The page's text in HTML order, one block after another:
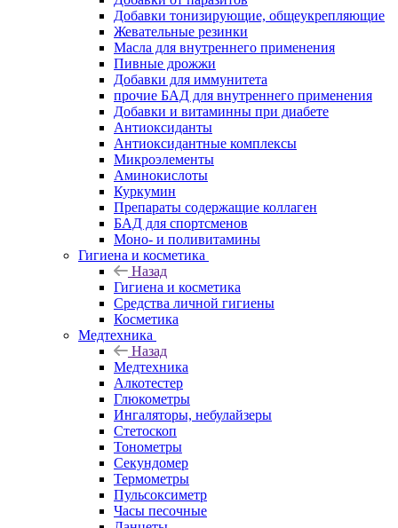
Добавки тонизирующие, общеукрепляющие
Жевательные резинки
Масла для внутреннего применения
Пивные дрожжи
Добавки для иммунитета
прочие БАД для внутреннего применения
Добавки и витаминны при диабете
Антиоксиданты
Антиоксидантные комплексы
Микроэлементы
Аминокислоты
Куркумин
Препараты содержащие коллаген
БАД для спортсменов
Моно- и поливитамины
Гигиена и косметика
Назад
Гигиена и косметика
Средства личной гигиены
Косметика
Медтехника
Назад
Медтехника
Алкотестер
Глюкометры
Ингаляторы, небулайзеры
Стетоскоп
Тонометры
Секундомер
Термометры
Пульсоксиметр
Часы песочные